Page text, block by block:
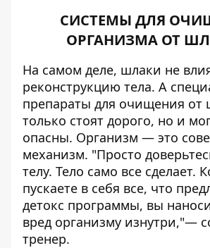
СИСТЕМЫ ДЛЯ
ОРГАНИЗМА ОТ
На самом деле, шлаки не
реконструкцию тела. А
препараты для очищения от
только стоят дорого, но и
опасны. Организм — это
механизм. "Просто
телу. Тело само все сделает.
пускаете в себя все, что
детокс программы, вы
вред организму изнутри,"—
тренер.